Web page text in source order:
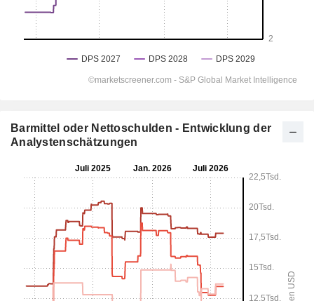
Barmittel oder Nettoschulden - Entwicklung der
Analystenschätzungen